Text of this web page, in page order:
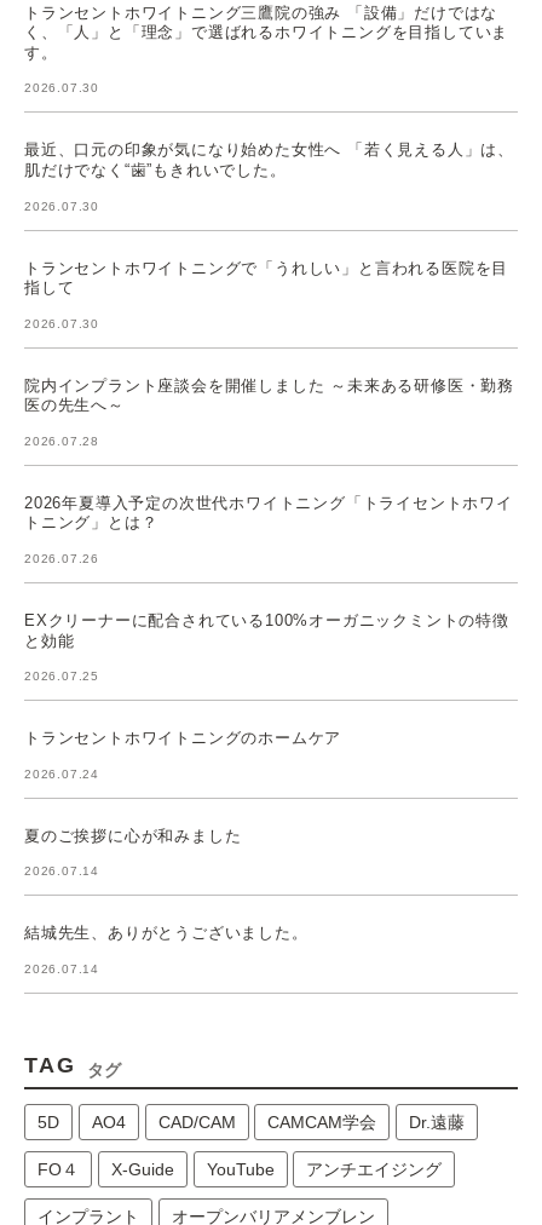
トランセントホワイトニング三鷹院の強み 「設備」だけではな
く、「人」と「理念」で選ばれるホワイトニングを目指していま
す。
2026.07.30
最近、口元の印象が気になり始めた女性へ 「若く見える人」は、
肌だけでなく“歯”もきれいでした。
2026.07.30
トランセントホワイトニングで「うれしい」と言われる医院を目
指して
2026.07.30
院内インプラント座談会を開催しました ～未来ある研修医・勤務
医の先生へ～
2026.07.28
2026年夏導入予定の次世代ホワイトニング「トライセントホワイ
トニング」とは？
2026.07.26
EXクリーナーに配合されている100%オーガニックミントの特徴
と効能
2026.07.25
トランセントホワイトニングのホームケア
2026.07.24
夏のご挨拶に心が和みました
2026.07.14
結城先生、ありがとうございました。
2026.07.14
TAG タグ
5D AO4 CAD/CAM CAMCAM学会 Dr.遠藤
FO４ X-Guide YouTube アンチエイジング
インプラント オープンバリアメンブレン